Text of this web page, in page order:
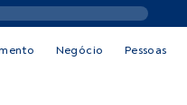
Negócio Pessoas